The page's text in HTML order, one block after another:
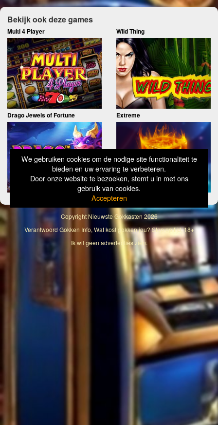
We gebruiken cookies om de nodige site functionaliteit te
bieden en uw ervaring te verbeteren.
Door onze website te bezoeken, stemt u in met ons
gebruik van cookies.
Accepteren
Bekijk ook deze games
Multi 4 Player Wild Thing
Drago Jewels of Fortune Extreme
Copyright Nieuwste Gokkasten2026
Verantwoord Gokken Info, Wat kost gokken jou? Stop op tijd, 18+
Ik wil geen advertenties zien.